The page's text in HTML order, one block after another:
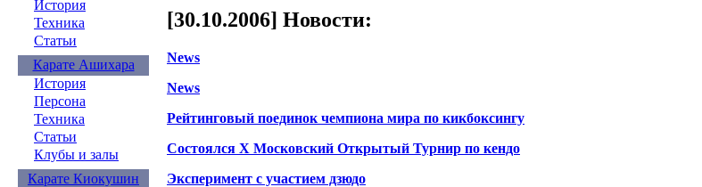
История
Техника
Статьи
Карате Ашихара
История
Персона
Техника
Статьи
Клубы и залы
Карате Киокушин
[30.10.2006] Новости:
News
News
Рейтинговый поединок чемпиона мира по кикбоксингу
Состоялся X Московский Открытый Турнир по кендо
Эксперимент с участием дзюдо